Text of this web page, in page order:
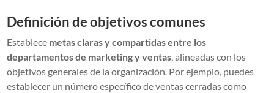
Definición de objetivos comunes
Establece metas claras y compartidas entre los
departamentos de marketing y ventas, alineadas con los
objetivos generales de la organización. Por ejemplo, puedes
establecer un número específico de ventas cerradas como